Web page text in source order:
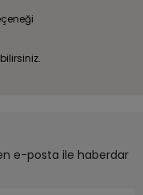
e-posta ile haberdar